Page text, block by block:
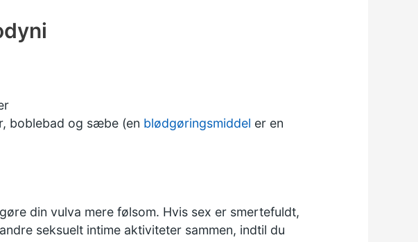
boblebad og sæbe (en blødgøringsmiddel er en
din vulva mere følsom. Hvis sex er smertefuldt,
seksuelt intime aktiviteter sammen, indtil du